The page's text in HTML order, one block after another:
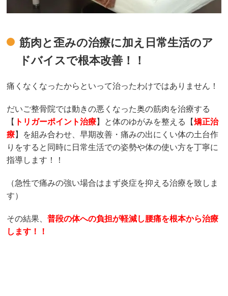
筋肉と歪みの治療に加え日常生活のア
ドバイスで根本改善！！
痛くなくなったからといって治ったわけではありません！
だいご整骨院では動きの悪くなった奥の筋肉を治療する
【 トリガーポイント治療】と体のゆがみを整える【矯正治
療】を組み合わせ、早期改善・痛みの出にくい体の土台作
りをすると同時に日常生活での姿勢や体の使い方を丁寧に
指導します！！
（急性で痛みの強い場合はまず炎症を抑える治療を致しま
す）
その結果、普段の体への負担が軽減し腰痛を根本から治療
します！！